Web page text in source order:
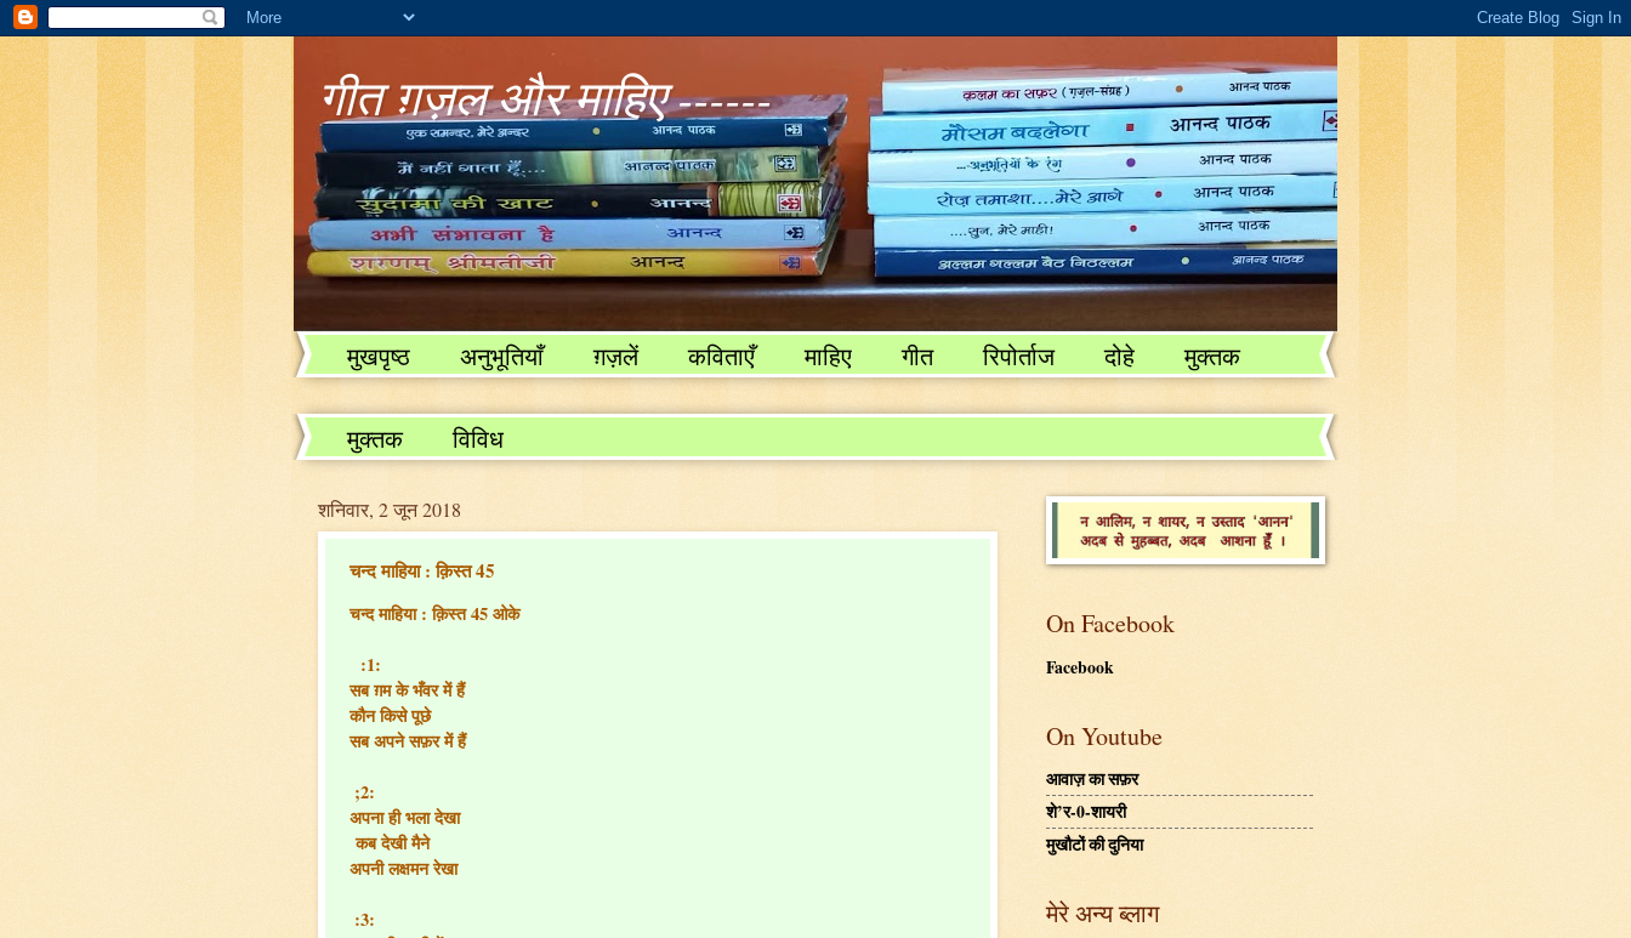
गीत ग़ज़ल और माहिए ------
मुखपृष्ठ अनुभूतियाँ ग़ज़लें कविताएँ माहिए गीत रिपोर्ताज दोहे
मुक्तक
विविध
मुक्तक
विविध
शनिवार, 2 जून 2018
चन्द माहिया : क़िस्त 45
चन्द माहिया : क़िस्त 45 ओके
:1:
सब ग़म के भँवर में हैं
कौन किसे पूछे
सब अपने सफ़र में हैं
;2:
अपना ही भला देखा
कब देखी मैने
अपनी लक्षमन रेखा
:3:
On Facebook
Facebook
On Youtube
आवाज़ का सफ़र
शे’र-0-शायरी
मुखौटों की दुनिया
मेरे अन्य ब्लाग